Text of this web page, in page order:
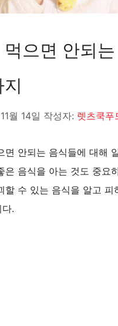
먹으면 안되
월 14일 작성자: 렛츠쿡푸
면 안되는 음식들에 대해
은 음식을 아는 것도 중요
할 수 있는 음식을 알고 피
.